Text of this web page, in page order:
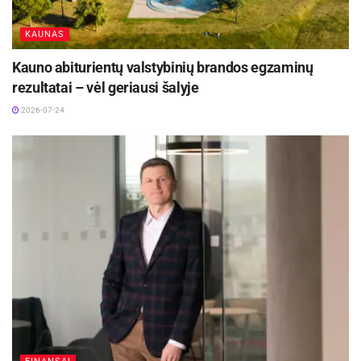
Pasitikėjimas ir patikimumas
Žmonės yra šališki grožiui – gražius
dalykus mes traktuojame kaip
geresnius, nepaisydami to, kokie jie yra
iš tikrųjų. Mes teikiame pirmenybę
gražiems dalykams ir tikime, kad jie
geriau funkcionuoja. Kaip ir gamtoje,
funkcija gali sekti paskui formą,–
Steven Bradley, web dizaineris.
Stabiliai išlaikoma dizaino kokybė ir įvaizdis
ilgainiui pelno vartotojų pasitikėjimą. Žmonės
KAUNAS
Kauno abiturientų valstybinių brandos egzaminų
rezultatai – vėl geriausi šalyje
2026-07-24